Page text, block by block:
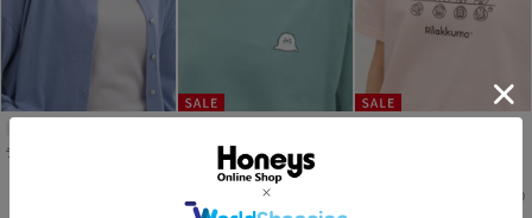
ラメタンクトップ 半袖モチーフ刺繍Ｔシャツ
￥1,280 税込
￥1,480